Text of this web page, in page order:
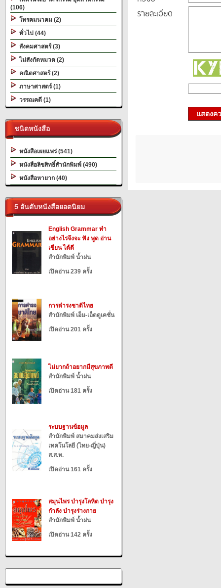
(106)
โทรคมนาคม (2)
ทั่วไป (44)
สังคมศาสตร์ (3)
ไม่สังกัดหมวด (2)
คณิตศาสตร์ (2)
ภาษาศาสตร์ (1)
วรรณคดี (1)
ชนิดหนังสือ
หนังสือเผยแพร่ (541)
หนังสือลิขสิทธิ์สำนักพิมพ์ (490)
หนังสือหายาก (40)
5 อันดับหนังสือยอดนิยม
English Grammar ทำ
อย่างไรจึงจะ ฟัง พูด อ่าน
เขียน ได้ดี
สำนักพิมพ์ น้ำฝน
เปิดอ่าน 239 ครั้ง
การดำรงชาติไทย
สำนักพิมพ์ เอ็ม-เอ็ดดูเคชั่น
เปิดอ่าน 201 ครั้ง
ไม่ยากถ้าอยากมีสุขภาพดี
สำนักพิมพ์ น้ำฝน
เปิดอ่าน 181 ครั้ง
ระบบฐานข้อมูล
สำนักพิมพ์ สมาคมส่งเสริม
เทคโนโลยี (ไทย-ญี่ปุ่น)
ส.ส.ท.
เปิดอ่าน 161 ครั้ง
สมุนไพร บำรุงโลหิต บำรุง
กำลัง บำรุงร่างกาย
สำนักพิมพ์ น้ำฝน
เปิดอ่าน 142 ครั้ง
รายละเอียด
แสดงค